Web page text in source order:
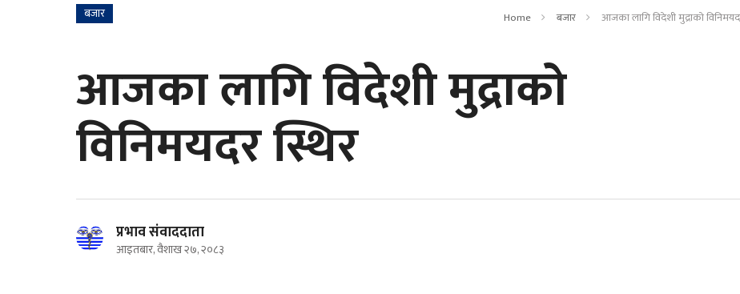
बजार Home बजार आजका लागि विदेशी मुद्राको
आजका लागि विदेशी मुद्राको
विनिमयदर स्थिर
प्रभाव संवाददाता
आइतबार, वैशाख २७, २०८३